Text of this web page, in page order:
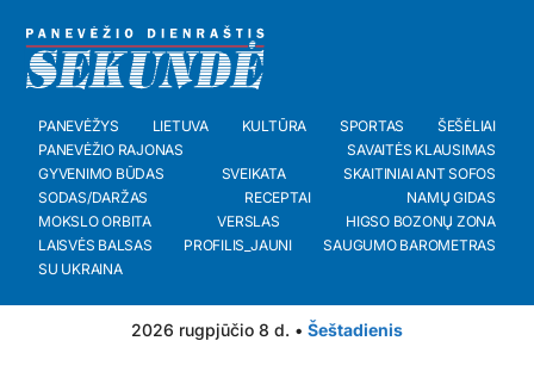
PANEVĖŽYS LIETUVA KULTŪRA SPORTAS
ŠEŠĖLIAI
PANEVĖŽIO RAJONAS
SAVAITĖS KLAUSIMAS
GYVENIMO BŪDAS
SVEIKATA
SKAITINIAI ANT SOFOS
SODAS/DARŽAS
RECEPTAI
NAMŲ GIDAS
MOKSLO ORBITA
VERSLAS
HIGSO BOZONŲ ZONA
LAISVĖS BALSAS
PROFILIS_JAUNI
SAUGUMO BAROMETRAS
SU UKRAINA
2026 rugpjūčio 8 d. • Šeštadienis